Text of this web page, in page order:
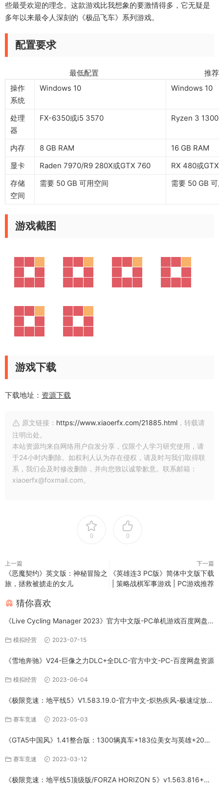
些最受欢迎的理念。这款游戏比我想象的要激情得多，它无疑是
多年以来最令人深刻的《极品飞车》系列游戏。
配置要求
最低配置 推荐配
操作
系统
Windows 10 Windows 10
处理
器
FX-6350或i5 3570 Ryzen 3
内存 8 GB RAM
16 GB RAM
显卡
Raden 7970/R9 280X或GTX 760
RX 480或
存储
空间
需要 50 GB 可用空间 需要 50 GB
游戏截图
游戏下载
下载地址： 资源下载
原文链接： https://www.xiaoerfx.com/21885.html ，转载请
注明出处。
本站资源均来自网络用户自发分享，仅限个人学习研究使用，请
于24小时内删除。如权利人认为存在侵权，请及时与我们取得联
系，我们会及时修改删除，并向您致以诚挚歉意。联系邮箱：
xiaoerfx@foxmail.com。
0 0
上一篇
《恶魔契约》英文版：神秘冒险之
旅，拯救被掳走的女儿
下一篇
《英雄连3 PC版》简体中文版下载
| 策略战棋军事游戏 | PC游戏推荐
猜你喜欢
《Live Cycling Manager 2023》官方中文版-PC单机游戏百度网盘
模拟经营 2023-07-15
《雪地奔驰》V24-巨像之力DLC+全DLC-官方中文-PC-百度网盘资源
模拟经营 2023-06-04
《极限竞速：地平线5》V1.583.19.0-官方中文-炽热疾风-极速绽放
赛车竞速 2023-05-03
《GTA5中国风》1.41整合版：1300辆真车+183位美女与英雄+200%
赛车竞速 2023-03-12
《极限竞速：地平线5顶级版/FORZA HORIZON 5》v1.563.816+全